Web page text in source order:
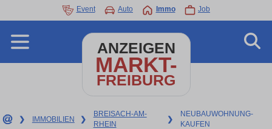
Event Auto Immo Job
ANZEIGEN
MARKT-
FREIBURG
❯ IMMOBILIEN ❯
BREISACH-AM-
RHEIN
❯
NEUBAUWOHNUNG-
KAUFEN